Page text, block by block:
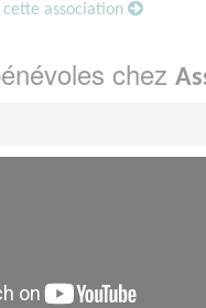
cette association
chez